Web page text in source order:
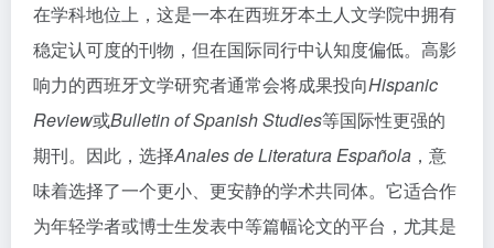
在学科地位上，这是一本在西班牙本土人文学院中拥有
稳定认可度的刊物，但在国际同行中认知度偏低。高影
响力的西班牙文学研究者通常会将成果投向Hispanic
Review或Bulletin of Spanish Studies等国际性更强的
期刊。因此，选择Anales de Literatura Española ，意
味着选择了一个更小、更安静的学术共同体。它适合作
为年轻学者或博士生发表中等篇幅论文的平台，尤其是